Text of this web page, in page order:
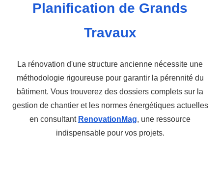
Planification de Grands
Travaux
La rénovation d'une structure ancienne nécessite une
méthodologie rigoureuse pour garantir la pérennité du
bâtiment. Vous trouverez des dossiers complets sur la
gestion de chantier et les normes énergétiques actuelles
en consultant RenovationMag, une ressource
indispensable pour vos projets.